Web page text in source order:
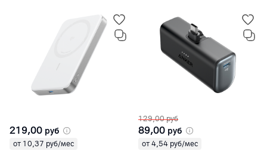
219,00 руб
от 10,37 руб/мес
129,00 руб
89,00 руб
от 4,54 руб/мес